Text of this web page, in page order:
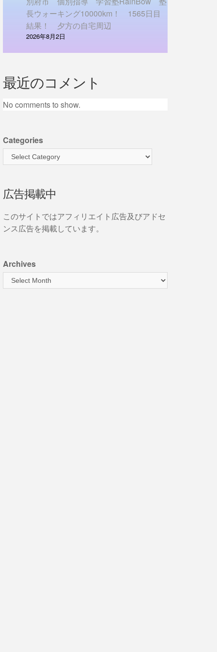
長ウォーキング10000km！ 1565日目
結果！ 夕方の自宅周辺
2026年8月2日
最近のコメント
No comments to show.
Categories
広告掲載中
このサイトではアフィリエイト広告及びアドセ
ンス広告を掲載しています。
Archives